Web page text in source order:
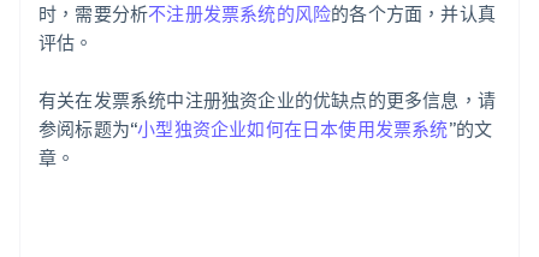
时，需要分析不注册发票系统的风险的各个方面，并认真
评估。
有关在发票系统中注册独资企业的优缺点的更多信息，请
参阅标题为“小型独资企业如何在日本使用发票系统”的文
章。